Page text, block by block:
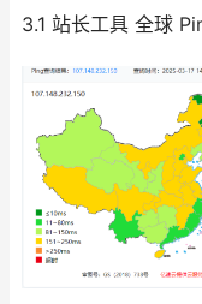
3.1 站长工具 全球